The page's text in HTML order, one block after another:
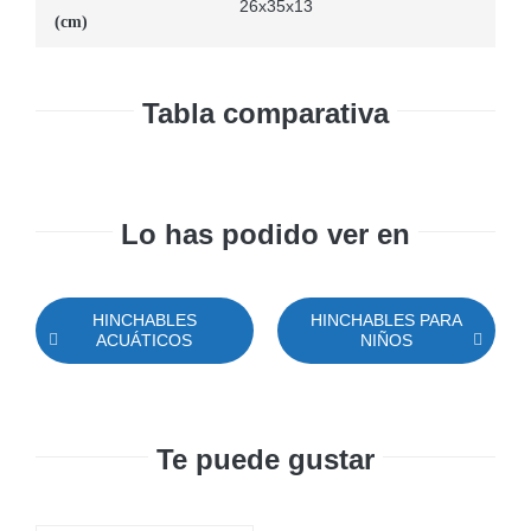
(cm)
26x35x13
Tabla comparativa
Lo has podido ver en
HINCHABLES
ACUÁTICOS
HINCHABLES PARA
NIÑOS
Te puede gustar